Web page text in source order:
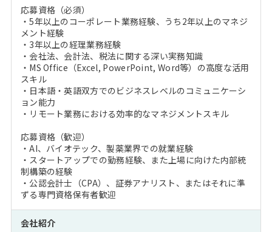
応募資格（必須）
・5年以上のコーポレート業務経験、うち2年以上のマネジ
メント経験
・3年以上の経理業務経験
・会社法、会計法、税法に関する深い実務知識
・MS Office（Excel, PowerPoint, Word等）の高度な活用
スキル
・日本語・英語双方でのビジネスレベルのコミュニケーシ
ョン能力
・リモート業務における効率的なマネジメントスキル
応募資格（歓迎）
・AI、バイオテック、製薬業界での就業経験
・スタートアップでの勤務経験、また上場に向けた内部統
制構築の経験
・公認会計士（CPA）、証券アナリスト、またはそれに準
ずる専門資格保有者歓迎
会社紹介